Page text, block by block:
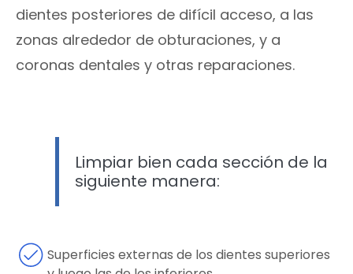
dientes posteriores de difícil acceso, a las
zonas alrededor de obturaciones, y a
coronas dentales y otras reparaciones.
Limpiar bien cada sección de la
siguiente manera:
Superficies externas de los dientes superiores